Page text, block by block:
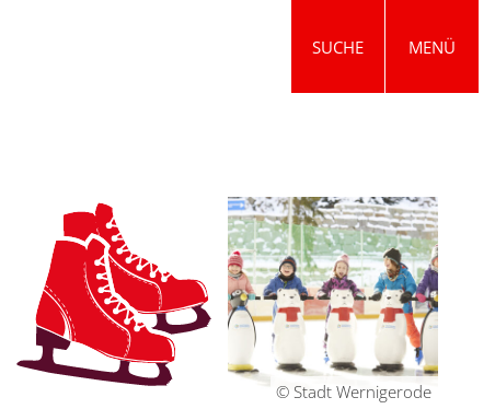
SUCHE MENÜ
© Stadt Wernigerode